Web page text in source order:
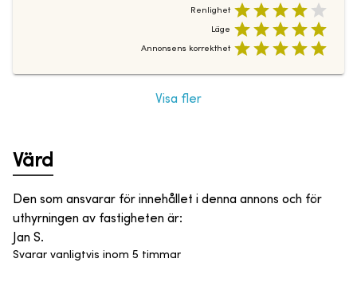
Renlighet
Läge
Annonsens korrekthet
Visa fler
Värd
Den som ansvarar för innehållet i denna annons och för
uthyrningen av fastigheten är:
Jan S.
Svarar vanligtvis inom 5 timmar